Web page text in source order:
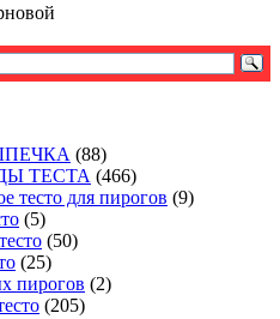
(88)
ТЕСТА (466)
тесто для пирогов (9)
(5)
(50)
(25)
пирогов (2)
(205)